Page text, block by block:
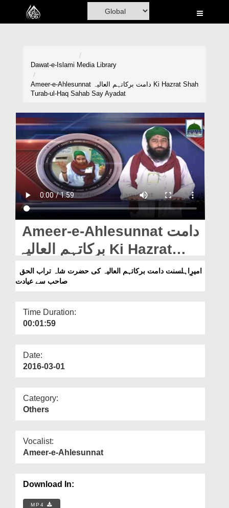
Home
Volunteer Portal
Rohani Ilaj
Donation
Magazine
Departments
Our Websites
More
Dawat-e-Islami Media Library
Ameer-e-Ahlesunnat دامت برکاتہم العالیہ Ki Hazrat Shah
Turab-ul-Haq Sahab Say Ayadat
Ameer-e-Ahlesunnat دامت
برکاتہم العالیہ Ki Hazrat
Shah Turab-ul-Haq Sahab
Say Ayadat
صاحب سے عیادت
Time Duration:
00:01:59
Date:
2016-03-01
Category:
Others
Vocalist:
Ameer-e-Ahlesunnat
Download In:
MP4